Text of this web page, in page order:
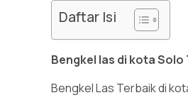
Daftar Isi
Bengkel las di kota
Bengkel Las Terbaik di